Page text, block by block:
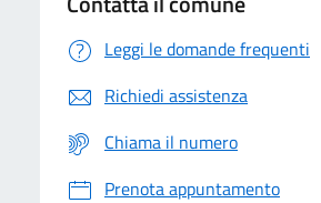
Leggi le domande frequenti
Richiedi assistenza
Chiama il numero
Prenota appuntamento